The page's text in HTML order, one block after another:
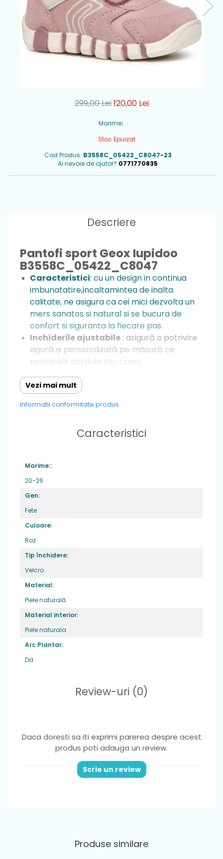
299,00 Lei120,00 Lei
Marime:
Stoc Epuizat
Cod Produs: B3558C_05422_C8047-23
Ai nevoie de ajutor? 0771770835
Descriere
Pantofi sport Geox Iupidoo
B3558C_05422_C8047
Caracteristici: cu un design in continua
imbunatatire,incaltamintea de inalta
calitate, ne asigura ca cei mici dezvolta un
mers sanatos si natural si se bucura de
confort si siguranta la fiecare pas.
Inchiderile ajustabile : asigură o potrivire
sigură și personalizată pe măsură ce
picioarele copilului tău cresc.
alunecare, îi permite copilului să exploreze
și să meargă cu încredere datorită
stabilității, astfel nu exista riscul ca cei mici
Cu arc plantar
picior normal
Varf:
degetelor
Vezi mai mult
Informatii conformitate produs
Caracteristici
Marime::
20-26
Gen:
Fete
Culoare:
Roz
Tip închidere:
Velcro
Material:
Piele naturală
Material interior:
Piele naturala
Arc Plantar:
Da
Review-uri (0)
Daca doresti sa iti exprimi parerea despre acest
produs poti adauga un review.
Scrie un review
Produse similare